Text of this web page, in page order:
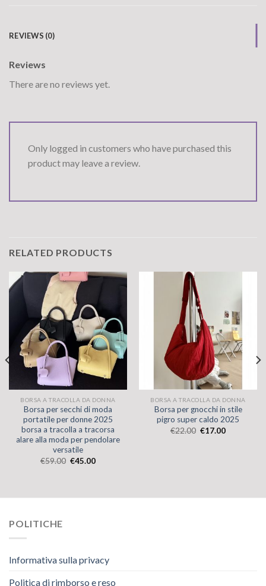
REVIEWS (0)
Reviews
There are no reviews yet.
Only logged in customers who have purchased this
product may leave a review.
RELATED PRODUCTS
BORSA A TRACOLLA DA DONNA
Borsa per secchi di moda
portatile per donne 2025
borsa a tracolla a tracorsa
alare alla moda per pendolare
versatile
€59.00 €45.00
BORSA A TRACOLLA DA DONNA
Borsa per gnocchi in stile
pigro super caldo 2025
€22.00 €17.00
POLITICHE
Informativa sulla privacy
Politica di rimborso e reso